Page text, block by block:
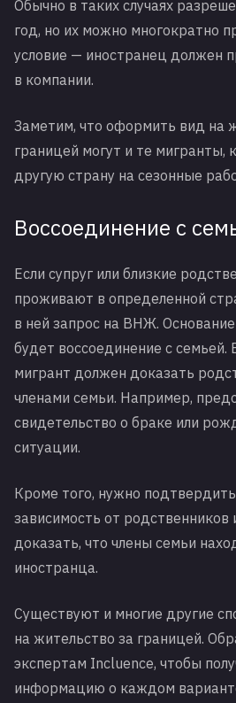
Обычно в таких случаях
год, но их можно многократно
условие — иностранец должен
в компании.
Заметим, что оформить вид на
границей могут и те
другую страну на сезонные
Воссоединение с
Если супруг или близкие
проживают в определенной
в ней запрос на ВНЖ.
будет воссоединение с семьей.
мигрант должен доказать
членами семьи. Например,
свидетельство о браке или
ситуации.
Кроме того, нужно
зависимость от родственников
доказать, что члены семьи
иностранца.
Существуют и многие другие
на жительство за границей.
экспертам Incluence, чтобы
информацию о каждом